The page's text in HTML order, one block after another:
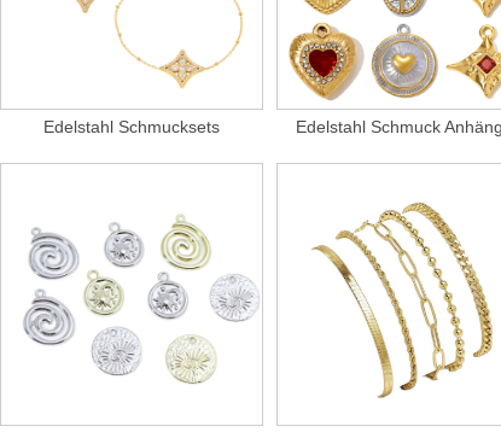
Edelstahl Schmucksets Edelstahl Schmuck